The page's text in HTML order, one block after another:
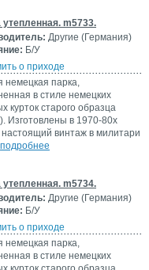
утепленная. m5733.
Другие (Германия)
Б/У
о приходе
немецкая парка,
в стиле немецких
курток старого образца
Изготовлены в 1970-80х
настоящий винтаж в милитари
подробнее
утепленная. m5734.
Другие (Германия)
Б/У
о приходе
немецкая парка,
в стиле немецких